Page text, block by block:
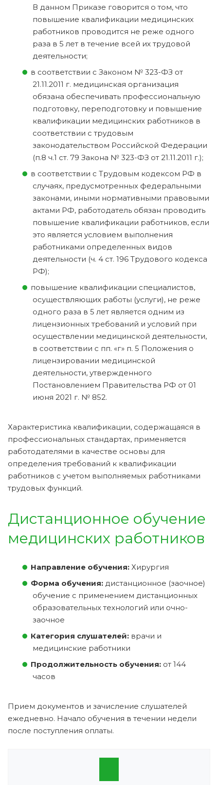
В данном Приказе говорится о том, что
повышение квалификации медицинских
работников проводится не реже одного
раза в 5 лет в течение всей их трудовой
деятельности;
в соответствии с Законом № 323-ФЗ от
21.11.2011 г. медицинская организация
обязана обеспечивать профессиональную
подготовку, переподготовку и повышение
квалификации медицинских работников в
соответствии с трудовым
законодательством Российской Федерации
(п.8 ч.1 ст. 79 Закона № 323-ФЗ от 21.11.2011 г.);
в соответствии с Трудовым кодексом РФ в
случаях, предусмотренных федеральными
законами, иными нормативными правовыми
актами РФ, работодатель обязан проводить
повышение квалификации работников, если
это является условием выполнения
работниками определенных видов
деятельности (ч. 4 ст. 196 Трудового кодекса
РФ);
повышение квалификации специалистов,
осуществляющих работы (услуги), не реже
одного раза в 5 лет является одним из
лицензионных требований и условий при
осуществлении медицинской деятельности,
в соответствии с пп. «г» п. 5 Положения о
лицензировании медицинской
деятельности, утвержденного
Постановлением Правительства РФ от 01
июня 2021 г. № 852.
Характеристика квалификации, содержащаяся в
профессиональных стандартах, применяется
работодателями в качестве основы для
определения требований к квалификации
работников с учетом выполняемых работниками
трудовых функций.
Дистанционное обучение
медицинских работников
Направление обучения: Хирургия
Форма обучения: дистанционное (заочное)
обучение с применением дистанционных
образовательных технологий или очно-
заочное
Категория слушателей: врачи и
медицинские работники
Продолжительность обучения: от 144
часов
Прием документов и зачисление слушателей
ежедневно. Начало обучения в течении недели
после поступления оплаты.